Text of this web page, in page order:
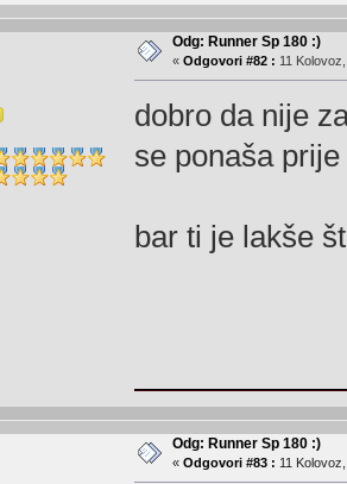
Odg: Runner Sp 180 :)
« Odgovori #82 : 11
dobro da nije
se ponaša
bar ti je lakše
Odg: Runner Sp 180 :)
« Odgovori #83 : 11